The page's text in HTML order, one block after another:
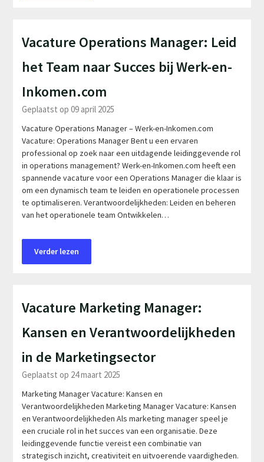
Vacature Operations Manager: Leid
het Team naar Succes bij Werk-en-
Inkomen.com
Geplaatst op 09 april 2025
Vacature Operations Manager – Werk-en-Inkomen.com
Vacature: Operations Manager Bent u een ervaren
professional op zoek naar een uitdagende leidinggevende rol
in operations management? Werk-en-Inkomen.com heeft een
spannende vacature voor een Operations Manager die klaar is
om een dynamisch team te leiden en operationele processen
te optimaliseren. Verantwoordelijkheden: Leiden en beheren
van het operationele team Ontwikkelen…
Verder lezen
Vacature Marketing Manager:
Kansen en Verantwoordelijkheden
in de Marketingsector
Geplaatst op 24 maart 2025
Marketing Manager Vacature: Kansen en
Verantwoordelijkheden Marketing Manager Vacature: Kansen
en Verantwoordelijkheden Als marketing manager speel je
een cruciale rol in het succes van een organisatie. Deze
leidinggevende functie vereist een combinatie van
strategisch inzicht, creativiteit en uitvoerende vaardigheden.